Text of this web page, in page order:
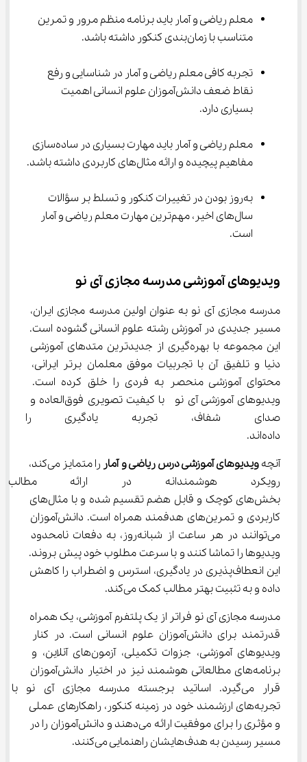
معلم ریاضی و آمار باید برنامه منظم مرور و تمرین
متناسب با زمان‌بندی کنکور داشته باشد.
تجربه کافی معلم ریاضی و آمار در شناسایی و رفع
نقاط ضعف دانش‌آموزان علوم انسانی اهمیت
بسیاری دارد.
معلم ریاضی و آمار باید مهارت بسیاری در ساده‌سازی
مفاهیم پیچیده و ارائه مثال‌های کاربردی داشته باشد.
به‌روز بودن در تغییرات کنکور و تسلط بر سؤالات
سال‌های اخیر، مهم‌ترین مهارت معلم ریاضی و آمار
است.
ویدیوهای آموزشی مدرسه مجازی آی ‌نو
مدرسه مجازی آی ‌نو به عنوان اولین مدرسه مجازی ایران،
مسیر جدیدی در آموزش رشته علوم انسانی گشوده است.
این مجموعه با بهره‌گیری از جدیدترین متدهای آموزشی
دنیا و تلفیق آن با تجربیات موفق معلمان برتر ایرانی،
محتوای آموزشی منحصر به فردی را خلق کرده است.
ویدیوهای آموزشی آی ‌نو  با کیفیت تصویری فوق‌العاده و
صدای شفاف، تجربه یادگیری
داده‌اند.
آنچه ویدیوهای آموزشی درس ریاضی و آمار
را متمایز می‌کند،
رویکرد هوشمندانه در ارائه
بخش‌های کوچک و قابل هضم تقسیم شده و با مثال‌های
کاربردی و تمرین‌های هدفمند همراه است. دانش‌آموزان
می‌توانند در هر ساعت از شبانه‌روز، به دفعات نامحدود
ویدیوها را تماشا کنند و با سرعت مطلوب خود پیش بروند.
این انعطاف‌پذیری در یادگیری، استرس و اضطراب را کاهش
داده و به تثبیت بهتر مطالب کمک می‌کند.
مدرسه مجازی آی ‌نو فراتر از یک پلتفرم آموزشی، یک همراه
قدرتمند برای دانش‌آموزان علوم انسانی است. در کنار
ویدیوهای آموزشی، جزوات تکمیلی، آزمون‌های آنلاین، و
برنامه‌های مطالعاتی هوشمند نیز در اختیار دانش‌آموزان
قرار می‌گیرد. اساتید برجسته مدرسه مجازی آی ‌نو با
تجربه‌های ارزشمند خود در زمینه کنکور، راهکارهای عملی
و مؤثری را برای موفقیت ارائه می‌دهند و دانش‌آموزان را در
مسیر رسیدن به هدف‌هایشان راهنمایی می‌کنند.